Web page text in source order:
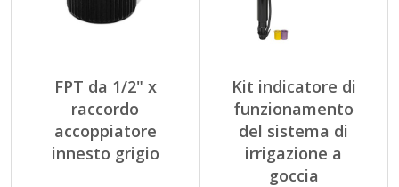
FPT da 1/2" x
raccordo
accoppiatore
innesto grigio
Kit indicatore di
funzionamento
del sistema di
irrigazione a
goccia